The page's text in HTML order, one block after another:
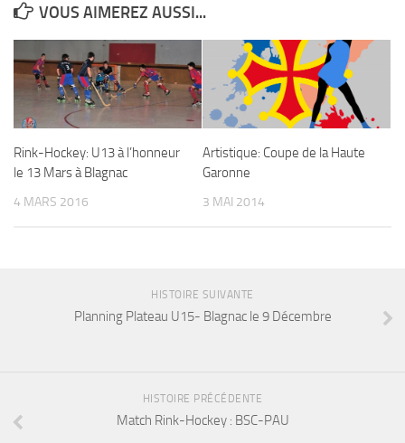
VOUS AIMEREZ AUSSI...
Rink-Hockey: U13 à l’honneur
le 13 Mars à Blagnac
4 MARS 2016
Artistique: Coupe de la Haute
Garonne
3 MAI 2014
HISTOIRE SUIVANTE
Planning Plateau U15- Blagnac le 9 Décembre
HISTOIRE PRÉCÉDENTE
Match Rink-Hockey : BSC-PAU